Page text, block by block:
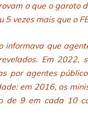
o que o garoto
vezes mais que o
informava que
Em 2022,
por agentes
em 2016, os
de 9 em cada 10